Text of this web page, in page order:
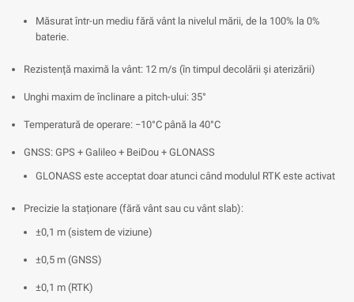
Măsurat într-un mediu fără vânt la nivelul mării, de la 100% la 0%
baterie.
Rezistență maximă la vânt: 12 m/s (în timpul decolării și aterizării)
Unghi maxim de înclinare a pitch-ului: 35°
Temperatură de operare: −10°C până la 40°C
GNSS: GPS + Galileo + BeiDou + GLONASS
GLONASS este acceptat doar atunci când modulul RTK este activat
Precizie la staționare (fără vânt sau cu vânt slab):
±0,1 m (sistem de viziune)
±0,5 m (GNSS)
±0,1 m (RTK)